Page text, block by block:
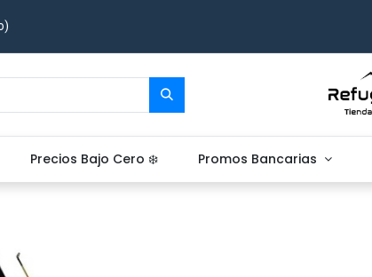
Precios Bajo Cero ❄️ Promos Bancarias